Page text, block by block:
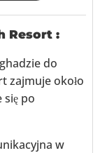
Resort :
do
zajmuje około
się po
w